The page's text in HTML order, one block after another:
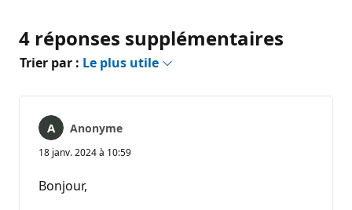
4 réponses supplémentaires
Trier par : Le plus utile
Anonyme
18 janv. 2024 à 10:59
Bonjour,